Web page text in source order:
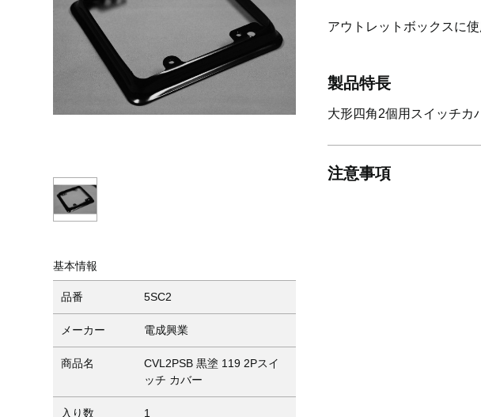
基本情報
品番 5SC2
メーカー 電成興業
商品名
CVL2PSB 黒塗 119 2Pスイ
ッチ カバー
入り数 1
アウトレットボックスに使
製品特長
大形四角2個用スイッチカ
注意事項